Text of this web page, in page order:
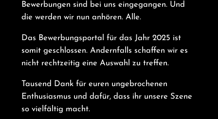
Bewerbungen sind bei uns eingegangen. Und
die werden wir nun anhören. Alle.
Das Bewerbungsportal für das Jahr 2025 ist
somit geschlossen. Andernfalls schaffen wir es
nicht rechtzeitig eine Auswahl zu treffen.
Tausend Dank für euren ungebrochenen
Enthusiasmus und dafür, dass ihr unsere Szene
so vielfältig macht.